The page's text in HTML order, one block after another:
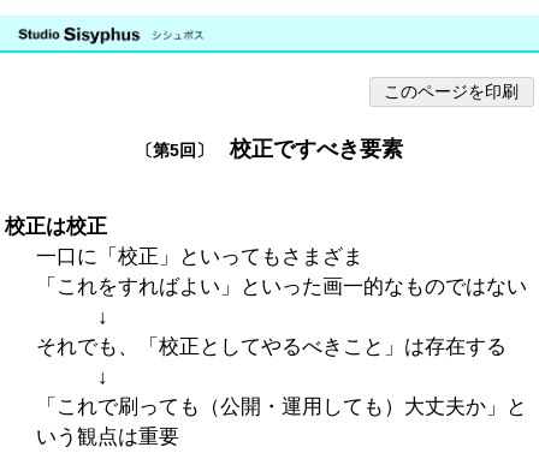
このページを印刷
〔第5回〕校正ですべき要素
校正は校正
一口に「校正」といってもさまざま
「これをすればよい」といった画一的なものではない
↓
それでも、「校正としてやるべきこと」は存在する
↓
「これで刷っても（公開・運用しても）大丈夫か」と
いう観点は重要